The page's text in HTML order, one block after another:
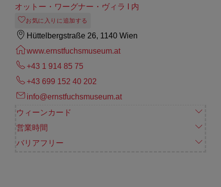
オットー・ワーグナー・ヴィラ I 内
お気に入りに追加する
Hüttelbergstraße 26, 1140 Wien
www.ernstfuchsmuseum.at
+43 1 914 85 75
+43 699 152 40 202
info@ernstfuchsmuseum.at
ウィーンカード
営業時間
バリアフリー